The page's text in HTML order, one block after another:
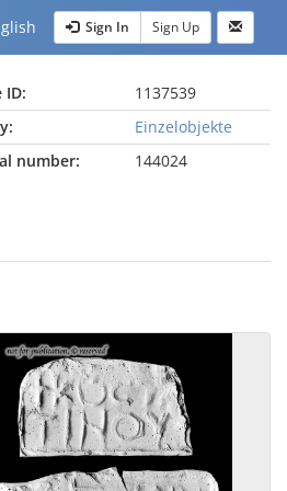
Sign In Sign Up
ID:
1137539
Einzelobjekte
number:
144024